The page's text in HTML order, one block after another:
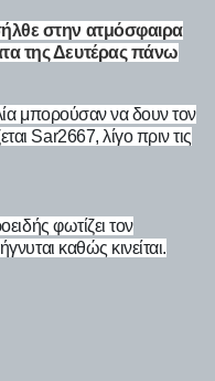
στην ατμόσφαιρα
της Δευτέρας πάνω
μπορούσαν να δουν τον
Sar2667, λίγο πριν τις
φωτίζει τον
καθώς κινείται.